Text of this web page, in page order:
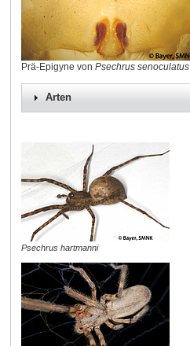
Prä-Epigyne von Psechrus senoculatus
Arten
Psechrus hartmanni